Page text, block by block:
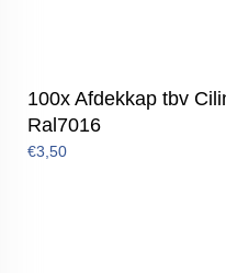
100x Afdekkap tbv
Ral7016
€3,50